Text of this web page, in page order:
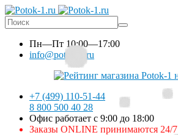
Пн—Пт 10:00—17:00
info@potok-1.ru
+7 (499) 110-51-44
8 800 500 40 28
Офис работает с 9:00 до 18:00
Заказы ONLINE принимаются 24/7